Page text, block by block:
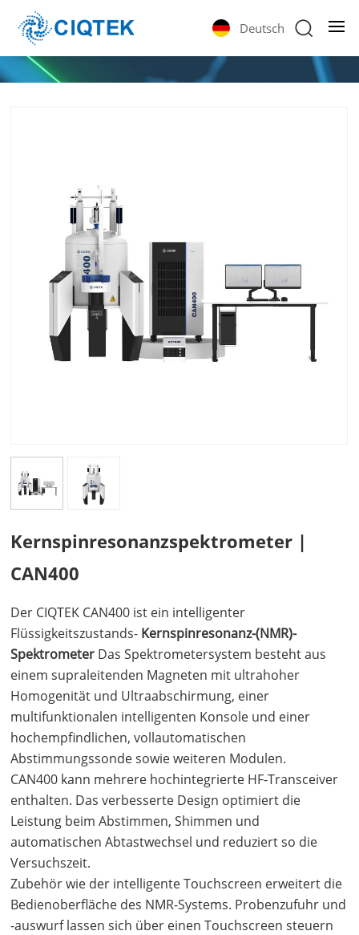
Deutsch
Kernspinresonanzspektrometer |
CAN400
Der CIQTEK CAN400 ist ein intelligenter
Flüssigkeitszustands- Kernspinresonanz-(NMR)-
Spektrometer Das Spektrometersystem besteht aus
einem supraleitenden Magneten mit ultrahoher
Homogenität und Ultraabschirmung, einer
multifunktionalen intelligenten Konsole und einer
hochempfindlichen, vollautomatischen
Abstimmungssonde sowie weiteren Modulen.
CAN400 kann mehrere hochintegrierte HF-Transceiver
enthalten. Das verbesserte Design optimiert die
Leistung beim Abstimmen, Shimmen und
automatischen Abtastwechsel und reduziert so die
Versuchszeit.
Zubehör wie der intelligente Touchscreen erweitert die
Bedienoberfläche des NMR-Systems. Probenzufuhr und
-auswurf lassen sich über einen Touchscreen steuern